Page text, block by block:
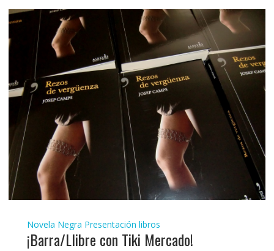
Novela Negra Presentación libros
¡Barra/Llibre con Tiki Mercado!